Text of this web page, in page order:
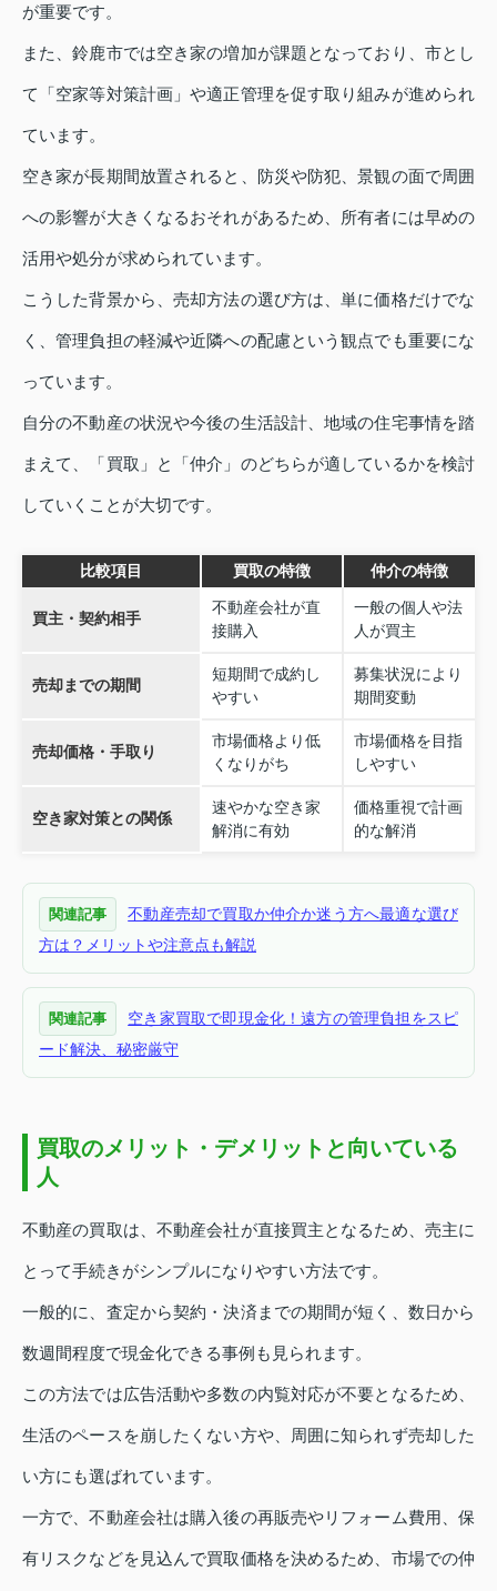
が重要です。
また、鈴鹿市では空き家の増加が課題となっており、市とし
て「空家等対策計画」や適正管理を促す取り組みが進められ
ています。
空き家が長期間放置されると、防災や防犯、景観の面で周囲
への影響が大きくなるおそれがあるため、所有者には早めの
活用や処分が求められています。
こうした背景から、売却方法の選び方は、単に価格だけでな
く、管理負担の軽減や近隣への配慮という観点でも重要にな
っています。
自分の不動産の状況や今後の生活設計、地域の住宅事情を踏
まえて、「買取」と「仲介」のどちらが適しているかを検討
していくことが大切です。
比較項目 買取の特徴 仲介の特徴
買主・契約相手
不動産会社が直
接購入
一般の個人や法
人が買主
売却までの期間
短期間で成約し
やすい
募集状況により
期間変動
売却価格・手取り
市場価格より低
くなりがち
市場価格を目指
しやすい
空き家対策との関係
速やかな空き家
解消に有効
価格重視で計画
的な解消
関連記事
不動産売却で買取か仲介か迷う方へ最適な選び
方は？メリットや注意点も解説
関連記事
空き家買取で即現金化！遠方の管理負担をスピ
ード解決、秘密厳守
買取のメリット・デメリットと向いている
人
不動産の買取は、不動産会社が直接買主となるため、売主に
とって手続きがシンプルになりやすい方法です。
一般的に、査定から契約・決済までの期間が短く、数日から
数週間程度で現金化できる事例も見られます。
この方法では広告活動や多数の内覧対応が不要となるため、
生活のペースを崩したくない方や、周囲に知られず売却した
い方にも選ばれています。
一方で、不動産会社は購入後の再販売やリフォーム費用、保
有リスクなどを見込んで買取価格を決めるため、市場での仲